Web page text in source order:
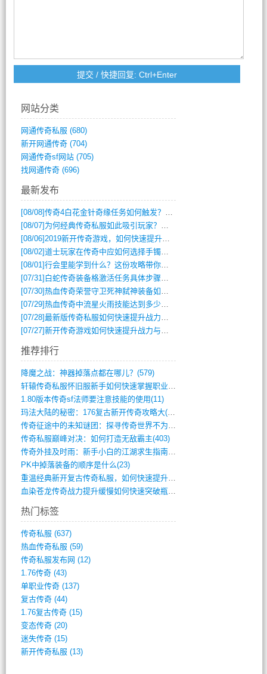
网站分类
网通传奇私服 (680)
新开网通传奇(704)
网通传奇sf网站(705)
找网通传奇(696)
最新发布
[08/08]传奇4白花金针奇缘任务如何触发？完整攻略解析
[08/07] 为何经典传奇私服如此吸引玩家？深度攻略解析
[08/06]2019新开传奇游戏，如何快速提升角色等级？
[08/02]道士玩家在传奇中应如何选择手镯装备？
[08/01]行会里能学到什么？这份攻略带你全掌握
[07/31] 白蛇传奇装备格激活任务具体步骤是什么？如何完成？
[07/30]热血传奇荣誉守卫死神弑神装备如何获取与佩戴攻略？
[07/29]热血传奇中流星火雨技能达到多少级可以开始练装备？
[07/28]最新版传奇私服如何快速提升战力与获取稀有装备？
[07/27]新开传奇游戏如何快速提升战力与获取稀有装备？
推荐排行
降魔之战：神器掉落点都在哪儿？(579)
轩辕传奇私服怀旧服新手如何快速掌握职业选(993)
1.80版本传奇sf法师要注意技能的使用(11)
玛法大陆的秘密：176复古新开传奇攻略大(486)
传奇征途中的未知谜团：探寻传奇世界不为人(595)
传奇私服巅峰对决：如何打造无敌霸主(403)
传奇外挂及时雨：新手小白的江湖求生指南(802)
PK中掉落装备的顺序是什么(23)
重温经典新开复古传奇私服，如何快速提升等(392)
血染苍龙传奇战力提升缓慢如何快速突破瓶颈(654)
热门标签
传奇私服 (637)
热血传奇私服 (59)
传奇私服发布网 (12)
1.76传奇(43)
单职业传奇(137)
复古传奇(44)
1.76复古传奇(15)
变态传奇(20)
迷失传奇(15)
新开传奇私服 (13)